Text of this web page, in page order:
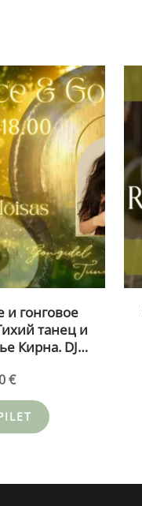
и гонговое
танец и
Кирна. DJ
€